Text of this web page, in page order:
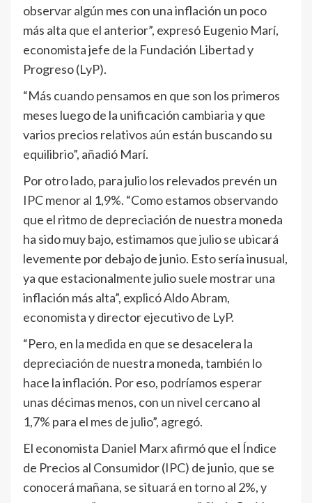
observar algún mes con una inflación un poco
más alta que el anterior”, expresó Eugenio Marí,
economista jefe de la Fundación Libertad y
Progreso (LyP).
“Más cuando pensamos en que son los primeros
meses luego de la unificación cambiaria y que
varios precios relativos aún están buscando su
equilibrio”, añadió Marí.
Por otro lado, para julio los relevados prevén un
IPC menor al 1,9%. “Como estamos observando
que el ritmo de depreciación de nuestra moneda
ha sido muy bajo, estimamos que julio se ubicará
levemente por debajo de junio. Esto sería inusual,
ya que estacionalmente julio suele mostrar una
inflación más alta”, explicó Aldo Abram,
economista y director ejecutivo de LyP.
“Pero, en la medida en que se desacelera la
depreciación de nuestra moneda, también lo
hace la inflación. Por eso, podríamos esperar
unas décimas menos, con un nivel cercano al
1,7% para el mes de julio”, agregó.
El economista Daniel Marx afirmó que el Índice
de Precios al Consumidor (IPC) de junio, que se
conocerá mañana, se situará en torno al 2%, y